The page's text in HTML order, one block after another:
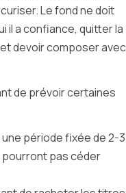
Le fond ne doit
il a confiance, quitter la
devoir composer avec
de prévoir certaines
période fixée de 2-3
pourront pas céder